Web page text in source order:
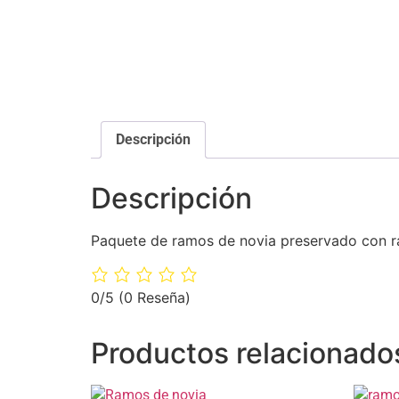
Descripción
Descripción
Paquete de ramos de novia preservado con
0/5 (0 Reseña)
Productos